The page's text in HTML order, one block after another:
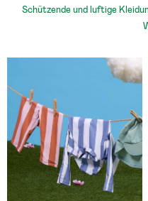
Schützende und luftige